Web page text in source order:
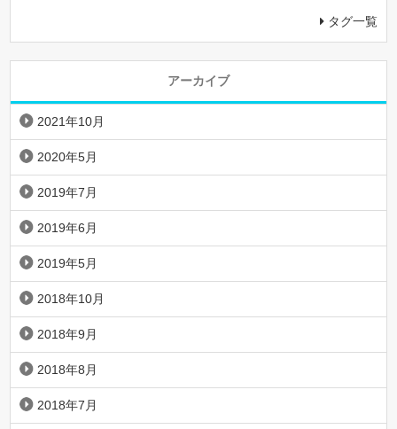
タグ一覧
アーカイブ
2021年10月
2020年5月
2019年7月
2019年6月
2019年5月
2018年10月
2018年9月
2018年8月
2018年7月